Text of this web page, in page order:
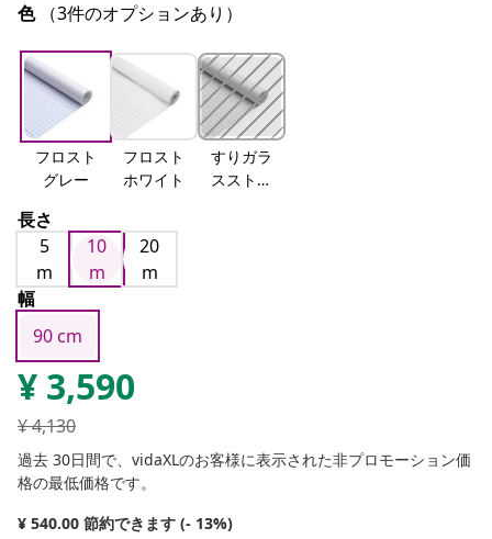
色 （3件のオプションあり）
フロスト
グレー
フロスト
ホワイト
すりガラ
スストラ
長さ
5
m
10
m
20
m
幅
90 cm
¥ 3,590
¥4,130
過去 30日間で、vidaXLのお客様に表示された非プロモーション価
格の最低価格です。
¥ 540.00 節約できます (- 13%)